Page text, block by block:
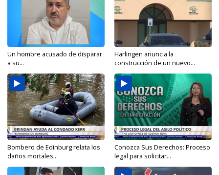
Un hombre acusado de disparar
a su...
Harlingen anuncia la
construcción de un nuevo...
Bombero de Edinburg relata los
daños mortales...
Conozca Sus Derechos: Proceso
legal para solicitar...